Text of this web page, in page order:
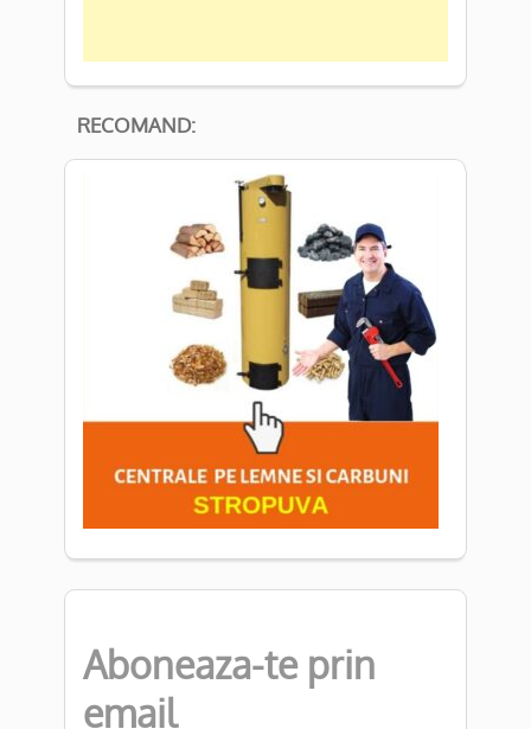
RECOMAND:
Aboneaza-te prin
email